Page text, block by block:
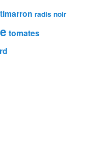
radis noir
tomates